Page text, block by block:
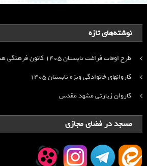
نوشته‌های تازه
طرح اوقات فراغت تابستان ۱۴۰۵ کانون فرهنگی هنری
کاروانهای خانوادگی ویژه تابستان ۱۴۰۵
کاروان زیارتی مشهد مقدس
مسجد در فضای مجازی